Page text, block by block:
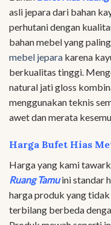
asli jepara dari bahan
perhutani dengan
bahan mebel yang
mebel jepara karena
berkualitas tinggi.
natural jati gloss
menggunakan teknis
awet dan merata
Harga Bufet Hias
Harga yang kami
Ruang Tamuini standar
harga produk yang
terbilang berbeda